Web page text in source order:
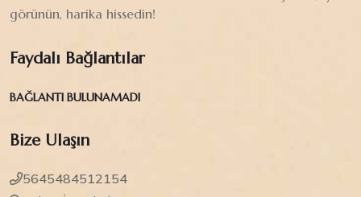
görünün, harika hissedin!
Faydalı Bağlantılar
BAĞLANTI BULUNAMADI
Bize Ulaşın
5645484512154